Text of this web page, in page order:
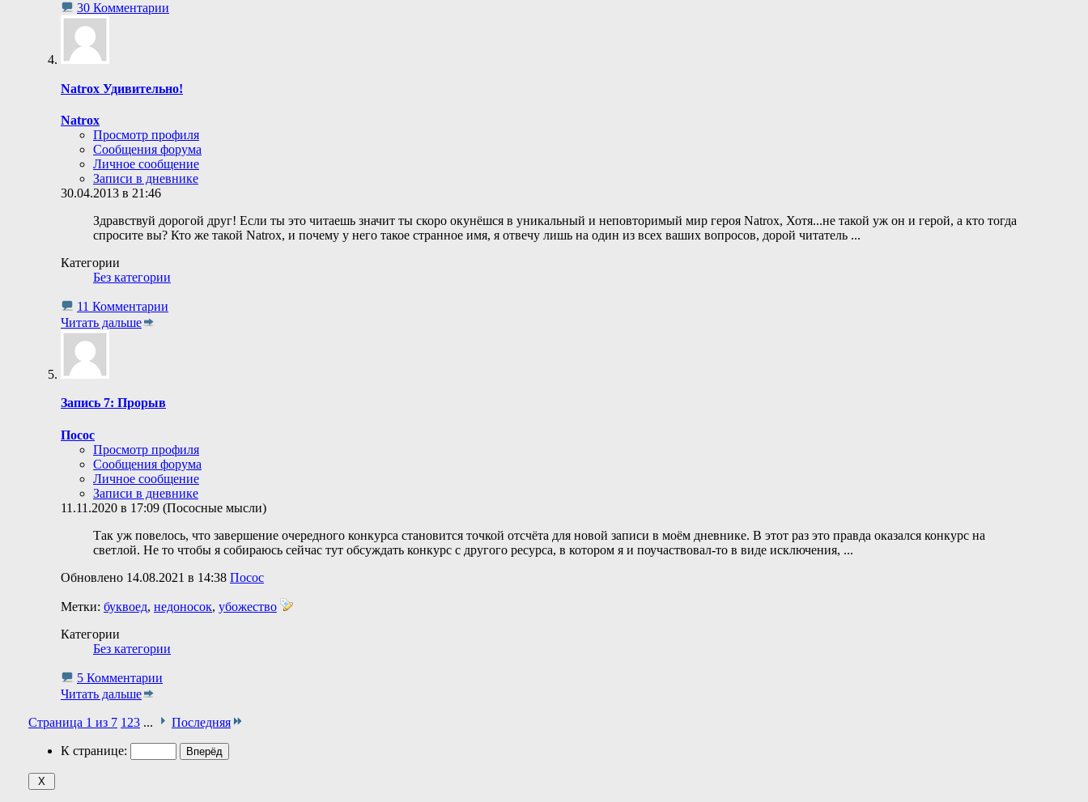
30 Комментарии
Natrox Удивительно!
Natrox
Просмотр профиля
Сообщения форума
Личное сообщение
Записи в дневнике
30.04.2013 в 21:46
Здравствуй дорогой друг! Если ты это читаешь значит ты скоро окунёшся в уникальный и неповторимый мир героя Natrox, Хотя...не такой уж он и герой, а кто тогда
спросите вы? Кто же такой Natrox, и почему у него такое странное имя, я отвечу лишь на один из всех ваших вопросов, дорой читатель ...
Категории
Без категории
11 Комментарии
Читать дальше
Запись 7: Прорыв
Посос
Просмотр профиля
Сообщения форума
Личное сообщение
Записи в дневнике
11.11.2020 в 17:09 (Пососные мысли)
Так уж повелось, что завершение очередного конкурса становится точкой отсчёта для новой записи в моём дневнике. В этот раз это правда оказался конкурс на
светлой. Не то чтобы я собираюсь сейчас тут обсуждать конкурс с другого ресурса, в котором я и поучаствовал-то в виде исключения, ...
Обновлено 14.08.2021 в 14:38 Посос
Метки: буквоед, недоносок, убожество
Категории
Без категории
5 Комментарии
Читать дальше
Страница 1 из 7 1 23 ... Последняя
К странице: